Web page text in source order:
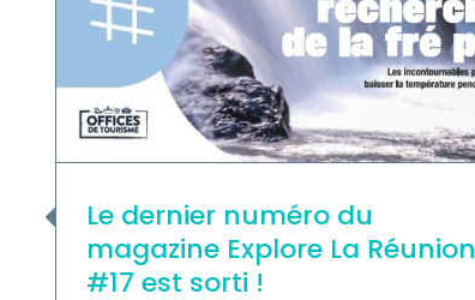
Le dernier numéro du
magazine Explore La Réunion
#17 est sorti !